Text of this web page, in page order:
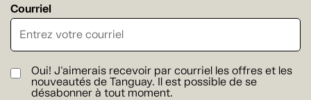
Courriel
Oui! J'aimerais recevoir par courriel les offres et les
nouveautés de Tanguay. Il est possible de se
désabonner à tout moment.